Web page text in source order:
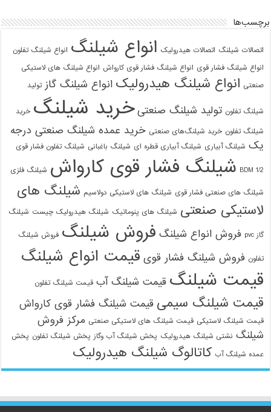
برچسب‌ها
اتصالات شیلنگ اتصالات هیدرولیک انواع شیلنگ انواع شیلنگ تفلون
انواع شیلنگ فشار قوی انواع شیلنگ فشار قوی کارواش انواع شیلنگ های لاستیکی
صنعتی انواع شیلنگ هیدرولیک انواع شیلنگ گاز تولید
شیلنگ تفلون تولید شیلنگ صنعتی خرید شیلنگ خرید
شیلنگ تفلون خرید شیلنگ‌های صنعتی خرید عمده شیلنگ صنعتی درجه
یک شیلنگ آبیاری شیلنگ آبیاری قطره ای شیلنگ باغبانی شیلنگ تفلون فشار قوی
1/2 BDM شیلنگ فشار قوی کارواش شیلنگ فلزی
شیلنگ های صنعتی فشار قوی شیلنگ های لاستیکی دولاسیم شیلنگ های
لاستیکی صنعتی شیلنگ های پنوماتیک شیلنگ هیدرولیک چیست شیلنگ
گاز pvc فروش انواع شیلنگ فروش شیلنگ فروش شیلنگ
تفلون فروش شیلنگ فشار قوی قیمت انواع شیلنگ
قیمت شیلنگ قیمت شیلنگ آب قیمت شیلنگ تفلون
قیمت شیلنگ سیمی قیمت شیلنگ فشار قوی کارواش
قیمت شیلنگ لاستیکی قیمت شیلنگ های لاستیکی صنعتی مرکز فروش
شیلنگ نشتی شیلنگ هیدرولیک پخش شیلنگ آب وگاز پخش شیلنگ تفلون پخش
عمده شیلنگ آب کاتالوگ شیلنگ هیدرولیک
09129586863